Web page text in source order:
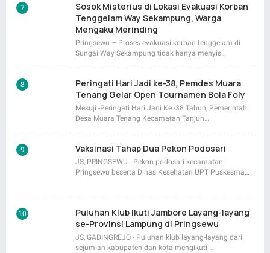
Sosok Misterius di Lokasi Evakuasi Korban
Tenggelam Way Sekampung, Warga
Mengaku Merinding
Pringsewu – Proses evakuasi korban tenggelam di
Sungai Way Sekampung tidak hanya menyis…
Peringati Hari Jadi ke-38, Pemdes Muara
Tenang Gelar Open Tournamen Bola Foly
Mesuji -Peringati Hari Jadi Ke -38 Tahun, Pemerintah
Desa Muara Tenang Kecamatan Tanjun…
Vaksinasi Tahap Dua Pekon Podosari
JS, PRINGSEWU - Pekon podosari kecamatan
Pringsewu beserta Dinas Kesehatan UPT Puskesma…
Puluhan Klub Ikuti Jambore Layang-layang
se-Provinsi Lampung di Pringsewu
JS, GADINGREJO - Puluhan klub layang-layang dari
sejumlah kabupaten dan kota mengikuti …